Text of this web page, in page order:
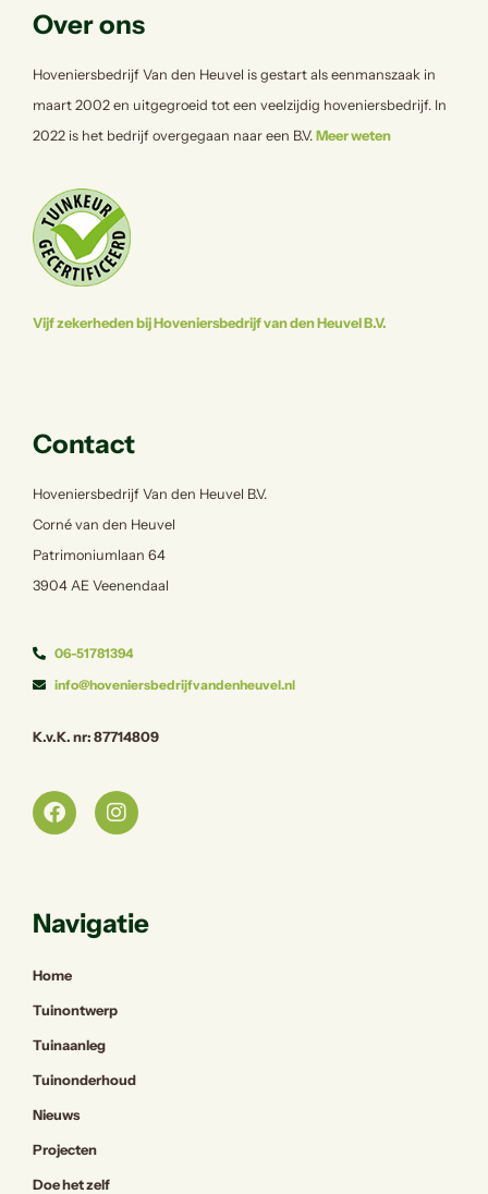
Over ons
Hoveniersbedrijf Van den Heuvel is gestart als eenmanszaak in
maart 2002 en uitgegroeid tot een veelzijdig hoveniersbedrijf. In
2022 is het bedrijf overgegaan naar een B.V. Meer weten
Vijf zekerheden bij Hoveniersbedrijf van den Heuvel B.V.
Contact
Hoveniersbedrijf Van den Heuvel B.V.
Corné van den Heuvel
Patrimoniumlaan 64
3904 AE Veenendaal
06-51781394
info@hoveniersbedrijfvandenheuvel.nl
K.v.K. nr: 87714809
Navigatie
Home
Tuinontwerp
Tuinaanleg
Tuinonderhoud
Nieuws
Projecten
Doe het zelf